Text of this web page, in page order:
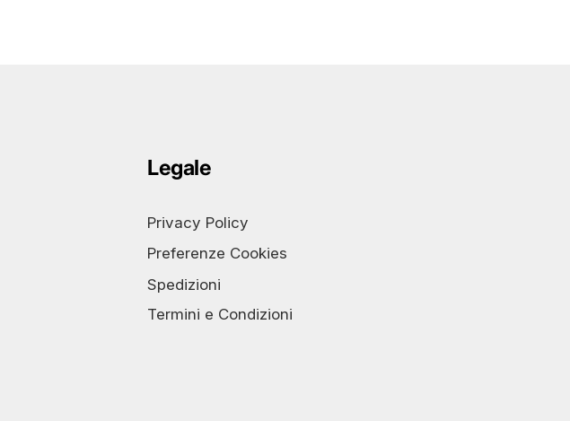
Legale
Privacy Policy
Preferenze Cookies
Spedizioni
Termini e Condizioni